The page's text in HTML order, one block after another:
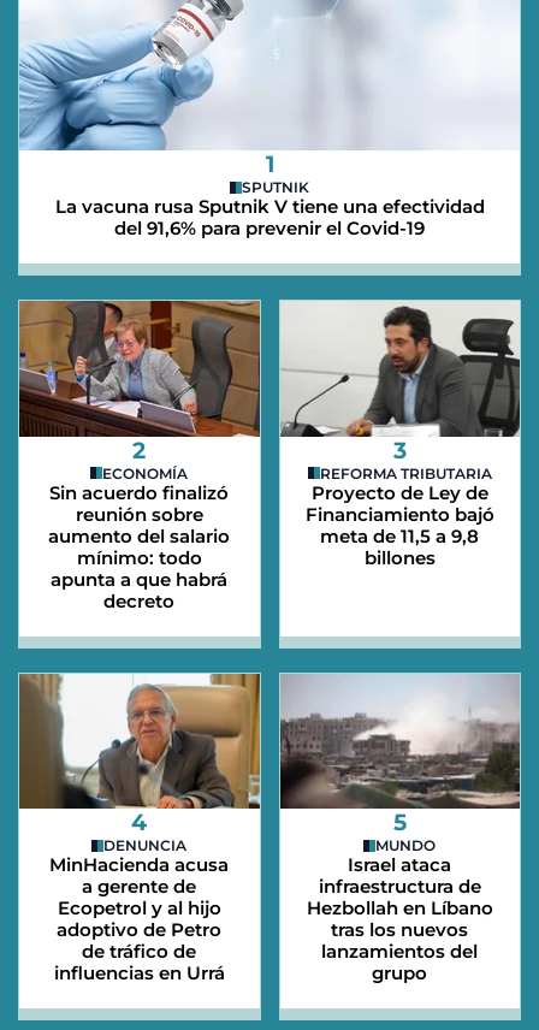
1
SPUTNIK
La vacuna rusa Sputnik V tiene una efectividad
del 91,6% para prevenir el Covid-19
2
ECONOMÍA
Sin acuerdo finalizó
reunión sobre
aumento del salario
mínimo: todo
apunta a que habrá
decreto
3
REFORMA TRIBUTARIA
Proyecto de Ley de
Financiamiento bajó
meta de 11,5 a 9,8
billones
4
DENUNCIA
MinHacienda acusa
a gerente de
Ecopetrol y al hijo
adoptivo de Petro
de tráfico de
influencias en Urrá
5
MUNDO
Israel ataca
infraestructura de
Hezbollah en Líbano
tras los nuevos
lanzamientos del
grupo